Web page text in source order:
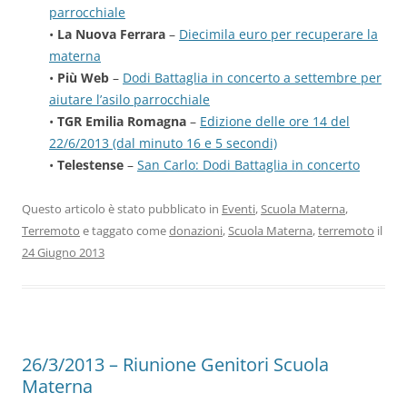
parrocchiale
• La Nuova Ferrara – Diecimila euro per recuperare la
materna
• Più Web – Dodi Battaglia in concerto a settembre per
aiutare l’asilo parrocchiale
• TGR Emilia Romagna – Edizione delle ore 14 del
22/6/2013 (dal minuto 16 e 5 secondi)
• Telestense – San Carlo: Dodi Battaglia in concerto
Questo articolo è stato pubblicato in Eventi,Scuola Materna,
Terremoto e taggato comedonazioni,Scuola Materna,terremoto il
24 Giugno 2013
26/3/2013 – Riunione Genitori Scuola
Materna